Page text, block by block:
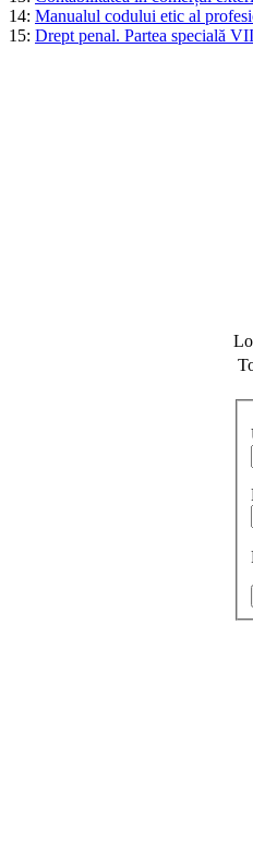
14: Manualul codului etic al
15: Drept penal. Partea specială